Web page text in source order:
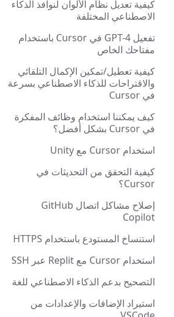
كيفية تعديل نظام الألوان لنوافذ الذكاء
الاصطناعي المختلفة
تفعيل GPT-4 في Cursor باستخدام
مفتاحك الخاص
كيفية تعطيل/تمكين الإكمال التلقائي
والاقتراحات للذكاء الاصطناعي بسرعة
في Cursor
كيف يمكننا استخدام وظائف المفكرة
في Cursor بشكل أفضل؟
استخدام Cursor مع Unity
كيفية التحقق من التحديثات في
Cursor؟
إصلاح مشاكل اتصال GitHub
Copilot
استنساخ المستودع باستخدام HTTPS
استخدام Cursor مع Replit عبر SSH
التصحيح بدعم الذكاء الاصطناعي للغة
استيراد الإضافات والإعدادات من